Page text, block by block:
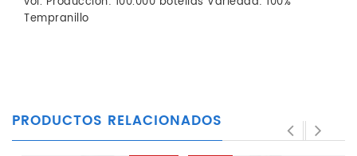
Tempranillo
PRODUCTOS RELACIONADOS